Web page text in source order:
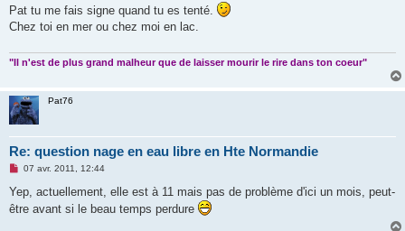
s
s
a
n
l
u
Pat tu me fais signe quand tu es tenté.
Chez toi en mer ou chez moi en lac.
"Il n'est de plus grand malheur que de laisser mourir le rire dans ton coeur"
Pat76
Re: question nage en eau libre en Hte Normandie
M
s
s
a
07 avr. 2011, 12:44
Yep, actuellement, elle est à 11 mais pas de problème d'ici un mois, peut-
être avant si le beau temps perdure